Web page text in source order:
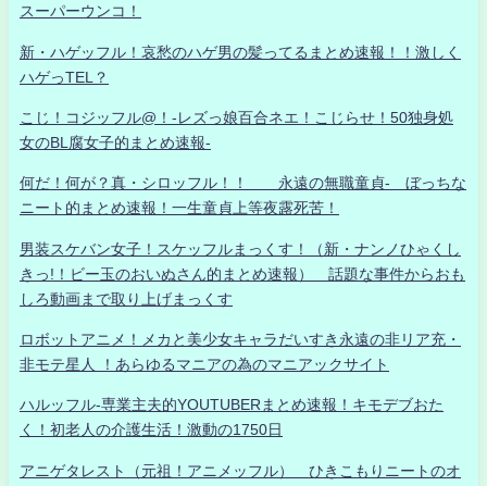
スーパーウンコ！
新・ハゲッフル！哀愁のハゲ男の髪ってるまとめ速報！！激しく
ハゲっTEL？
こじ！コジッフル@！-レズっ娘百合ネエ！こじらせ！50独身処
女のBL腐女子的まとめ速報-
何だ！何が？真・シロッフル！！ 永遠の無職童貞- ぼっちな
ニート的まとめ速報！一生童貞上等夜露死苦！
男装スケバン女子！スケッフルまっくす！（新・ナンノひゃくし
きっ!！ビー玉のおいぬさん的まとめ速報） 話題な事件からおも
しろ動画まで取り上げまっくす
ロボットアニメ！メカと美少女キャラだいすき永遠の非リア充・
非モテ星人 ！あらゆるマニアの為のマニアックサイト
ハルッフル-専業主夫的YOUTUBERまとめ速報！キモデブおた
く！初老人の介護生活！激動の1750日
アニゲタレスト（元祖！アニメッフル） ひきこもりニートのオ